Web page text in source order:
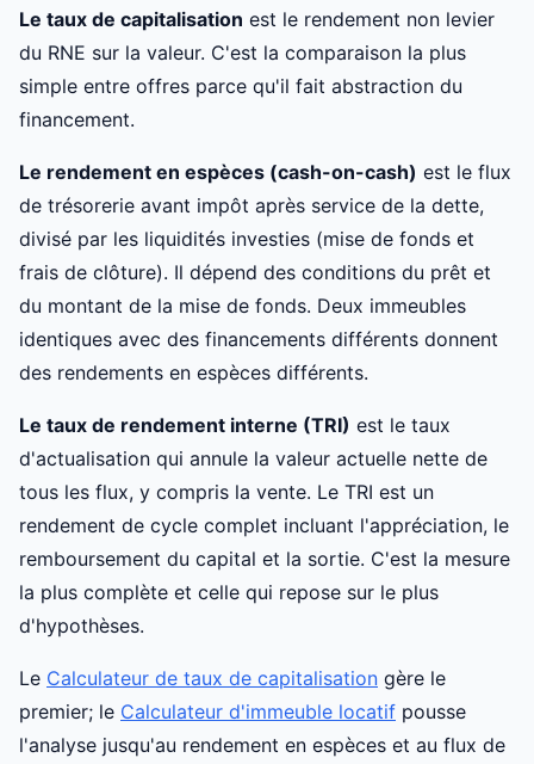
Le taux de capitalisation est le rendement non levier
du RNE sur la valeur. C'est la comparaison la plus
simple entre offres parce qu'il fait abstraction du
financement.
Le rendement en espèces (cash-on-cash) est le flux
de trésorerie avant impôt après service de la dette,
divisé par les liquidités investies (mise de fonds et
frais de clôture). Il dépend des conditions du prêt et
du montant de la mise de fonds. Deux immeubles
identiques avec des financements différents donnent
des rendements en espèces différents.
Le taux de rendement interne (TRI) est le taux
d'actualisation qui annule la valeur actuelle nette de
tous les flux, y compris la vente. Le TRI est un
rendement de cycle complet incluant l'appréciation, le
remboursement du capital et la sortie. C'est la mesure
la plus complète et celle qui repose sur le plus
d'hypothèses.
Le Calculateur de taux de capitalisation gère le
premier; le Calculateur d'immeuble locatif pousse
l'analyse jusqu'au rendement en espèces et au flux de